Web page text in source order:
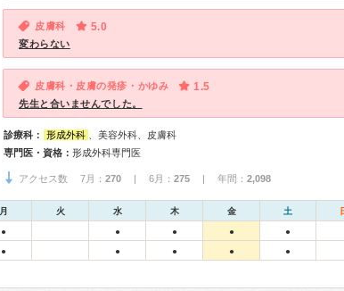
皮膚科 5.0
変わらない
皮膚科・皮膚の発疹・かゆみ 1.5
先生と合いませんでした。
診療科： 形成外科
、美容外科、皮膚科
専門医・資格： 形成外科専門医
アクセス数 7月： 270 | 6月： 275 | 年間： 2,098
月 火 水 木 金 土
● ● ● ● ●
● ● ● ● ●